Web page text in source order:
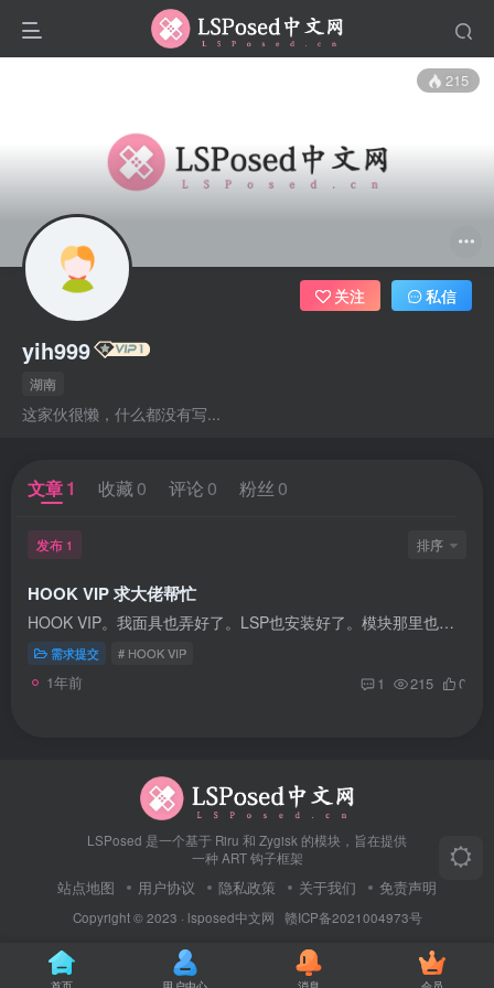
215
yih999
湖南
这家伙很懒，什么都没有写...
关注 私信
文章1 收藏 0 评论 0 粉丝 0
发布 1 排序
HOOK VIP 求大佬帮忙
HOOK VIP。我面具也弄好了。LSP也安装好了。模块那里也已经激活打勾了。但是进HOOK VIP里面拓展功能一直说我模板未激活，请问怎么解决，有偿！！！麻烦各位大神大佬了
需求提交 # HOOK VIP
1年前 1 215 0
LSPosed 是一个基于 Riru 和 Zygisk 的模块，旨在提供
一种 ART 钩子框架
站点地图 用户协议 隐私政策 关于我们 免责声明
Copyright © 2023 · lsposed中文网 赣ICP备2021004973号